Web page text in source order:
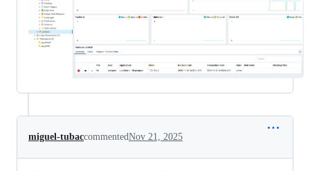
miguel-tubaccommentedNov 21, 2025